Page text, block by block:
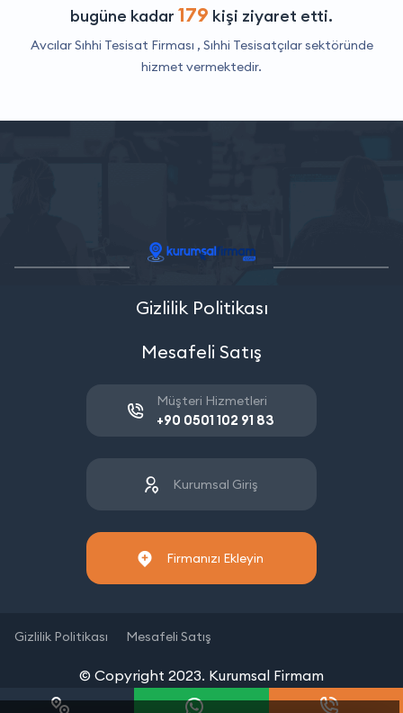
bugüne kadar 179 kişi ziyaret etti.
Avcılar Sıhhi Tesisat Firması , Sıhhi Tesisatçılarsektöründe
hizmet vermektedir.
Gizlilik Politikası
Mesafeli Satış
Müşteri Hizmetleri
+90 0501 102 91 83
Kurumsal Giriş
Firmanızı Ekleyin
© Copyright 2023. Kurumsal Firmam
Gizlilik Politikası Mesafeli Satış